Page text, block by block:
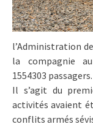
l’Administration
la compagnie
1554303 passagers.
Il s’agit du
activités avaient
conflits armés